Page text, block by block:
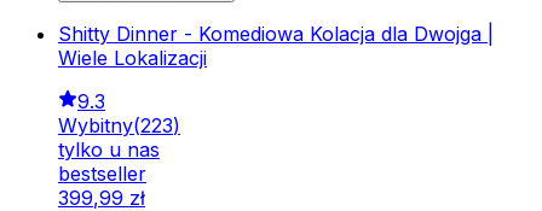
Shitty Dinner - Komediowa Kolacja dla Dwojga |
Wiele Lokalizacji
9.3
Wybitny(223)
tylko u nas
bestseller
399,99 zł